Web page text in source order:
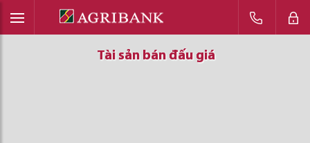
Tài sản bán đấu giá
Tài sản bán đấu giá
Tài sản bán đấu giá